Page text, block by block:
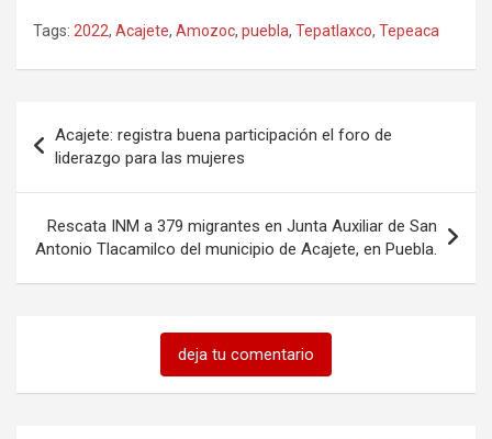
Tags: 2022, Acajete, Amozoc, puebla, Tepatlaxco, Tepeaca
de
entradas
Acajete: registra buena participación el foro de
liderazgo para las mujeres
Rescata INM a 379 migrantes en Junta Auxiliar de San
Antonio Tlacamilco del municipio de Acajete, en Puebla.
deja tu comentario